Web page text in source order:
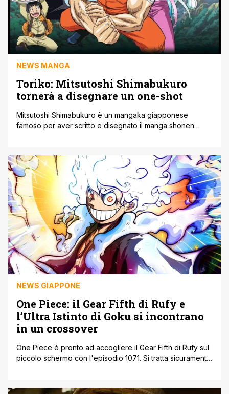
NEWS MANGA
Toriko: Mitsutoshi Shimabukuro
tornerà a disegnare un one-shot
Mitsutoshi Shimabukuro è un mangaka giapponese
famoso per aver scritto e disegnato il manga shonen
Shūeisha, debuttando a maggio 2008. Successivamente,
però, si è conclusa a novembre 2016.Toriko ha ricevuto
un adattamento anime prodotto da Toei Animation,
trasmesso nel [']
NEWS GIAPPONE
One Piece: il Gear Fifth di Rufy e
l’Ultra Istinto di Goku si incontrano
in un crossover
One Piece è pronto ad accogliere il Gear Fifth di Rufy sul
piccolo schermo con l'episodio 1071. Si tratta sicuramente
sulle spine prima di mostrare finalmente i momenti più